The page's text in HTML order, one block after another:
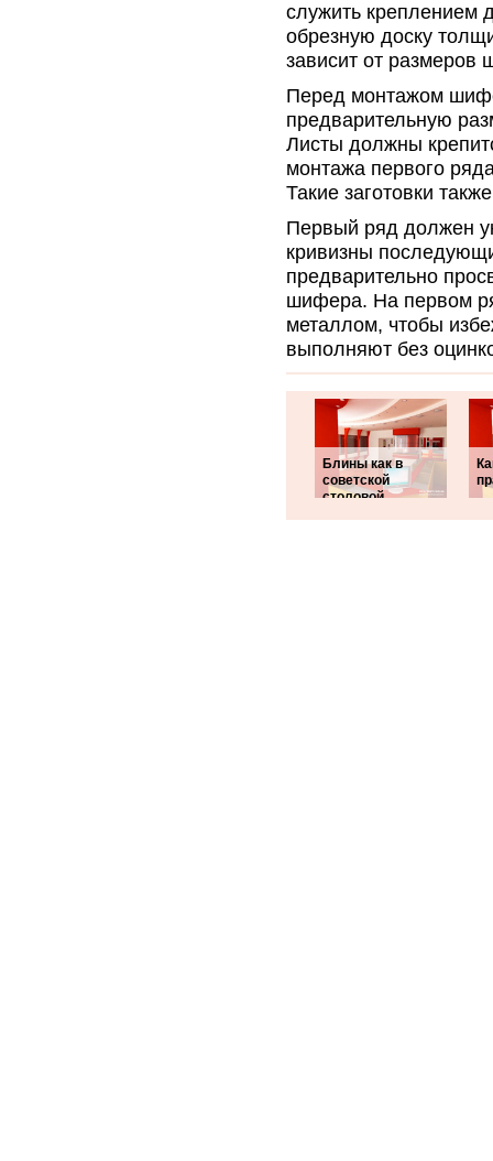
служить креплением
обрезную доску
зависит от размеров
Перед монтажом
предварительную
Листы должны
монтажа первого
Такие заготовки
Первый ряд должен
кривизны
предварительно
шифера. На первом
металлом, чтобы
выполняют без
Блины как в
советской
столовой